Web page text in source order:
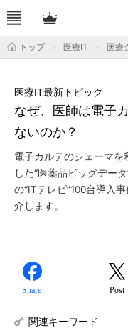
トップ 医療IT 医療
なぜ、医師は電子
ないのか？
医療IT最新トピック
電子カルテのシェーマを
した“医薬品ビッグデー
の“ITテレビ”100台導入
介します。
Share Post
関連キーワード